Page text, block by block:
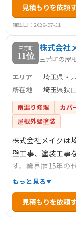
工いたします。自
を実現し、最長15
見積もりを依頼
確認日：2026-07-21
三芳町
11位
株式会社
三芳町の屋
エリア
埼玉県・
所在地
埼玉県狭
雨漏り修理 カバ
屋根外壁塗装
株式会社メイクは
壁工事、塗装工事
す。業界歴15年の
慢で、お打ち合わ
り添ってサポート
し、埼玉県・東京
漏り修理や屋根修
もっと見る
見積もりを依頼